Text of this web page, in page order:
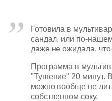
Готовила в
сандал, или по-
даже не ожидала, что
Программа в
"Тушение" 20 минут.
можно вообще не
собственном соку.